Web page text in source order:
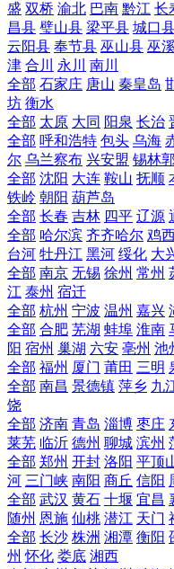
盛 双桥 渝北 巴南 黔江 长
昌县 璧山县 梁平县 城口
云阳县 奉节县 巫山县 巫
津 合川 永川
南川
全部 石家庄 唐山 秦皇岛
坊 衡水
全部 太原 大同 阳泉 长治
全部 呼和浩特 包头 乌海
尔 乌兰察布 兴安盟 锡林
全部 沈阳 大连 鞍山 抚顺
铁岭 朝阳 葫芦岛
全部 长春 吉林 四平 辽源
全部 哈尔滨 齐齐哈尔 鸡
台河 牡丹江 黑河 绥化 大
全部 南京 无锡 徐州 常州
江 泰州 宿迁
全部 杭州 宁波 温州 嘉兴
全部 合肥 芜湖 蚌埠 淮南
阳 宿州 巢湖 六安 亳州 池
全部 福州 厦门 莆田 三明
全部 南昌 景德镇 萍乡 九
饶
全部 济南 青岛 淄博 枣庄
莱芜 临沂 德州 聊城 滨州
全部 郑州 开封 洛阳 平顶
河 三门峡 南阳 商丘 信阳
全部 武汉 黄石 十堰 宜昌
随州 恩施 仙桃 潜江 天门
全部 长沙 株洲 湘潭 衡阳
州 怀化 娄底 湘西